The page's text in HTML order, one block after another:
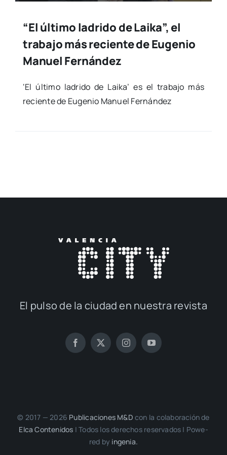
“El último ladrido de Laika”, el
trabajo más reciente de Eugenio
Manuel Fernández
‘El últi­mo ladri­do de Lai­ka’ es el tra­ba­jo más
recien­te de Euge­nio Manuel Fer­nán­dez
El pul­so de la ciu­dad en nues­tra revis­ta
© 2017 — 2026 Publi­ca­cio­nes M&D con la cola­bo­ra­ción de
Elca Con­te­ni­dos | Todos los dere­chos reser­va­dos | Powe­
red by inge­nia.